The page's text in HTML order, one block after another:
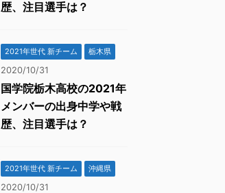
歴、注目選手は？
2021年世代 新チーム 栃木県
2020/10/31
国学院栃木高校の2021年
メンバーの出身中学や戦
歴、注目選手は？
2021年世代 新チーム 沖縄県
2020/10/31